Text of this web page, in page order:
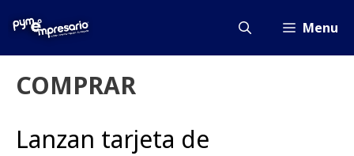
Menu
COMPRAR
Lanzan tarjeta de